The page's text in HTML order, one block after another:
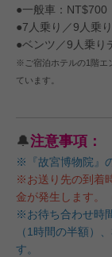
●一般車：NT$700
●7人乗り／9人乗
●ベンツ／9人乗り
※ご宿泊ホテルの1階エ
ています。
🔔注意事項：
※『故宮博物院』
※お送り先の到着
金が発生します。
※お待ち合わせ時
（1時間の半額）
す。